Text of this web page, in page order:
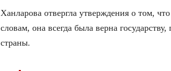
Ханларова отвергла утверждения о том,
словам, она всегда была верна
страны.